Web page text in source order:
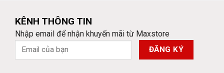
Với 8GB RAM, bạn có thể xử lý cùng lúc chục tabs
KÊNH THÔNG TIN
Nhập email để nhận khuyến mãi từ Maxstore